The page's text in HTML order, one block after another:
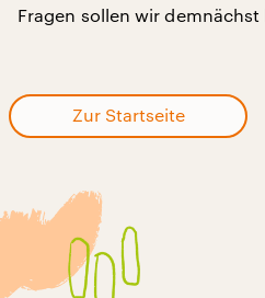
Fragen sollen wir demnächst
Zur Startseite